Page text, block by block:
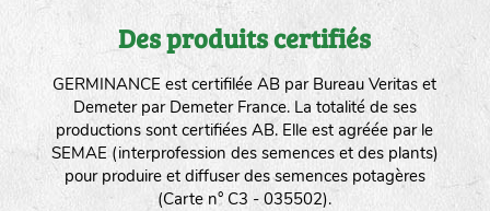
Des produits certifiés
GERMINANCE est certifilée AB par Bureau Veritas et
Demeter par Demeter France. La totalité de ses
productions sont certifiées AB. Elle est agréée par le
SEMAE (interprofession des semences et des plants)
pour produire et diffuser des semences potagères
(Carte n° C3 - 035502).